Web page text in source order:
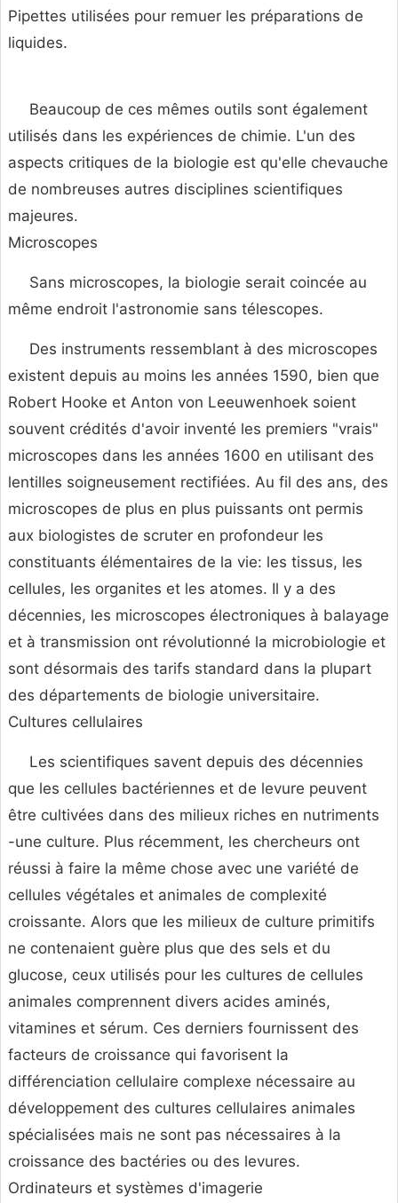
Pipettes utilisées pour remuer les préparations de
liquides.
Beaucoup de ces mêmes outils sont également
utilisés dans les expériences de chimie. L'un des
aspects critiques de la biologie est qu'elle chevauche
de nombreuses autres disciplines scientifiques
majeures.
Microscopes
Sans microscopes, la biologie serait coincée au
même endroit l'astronomie sans télescopes.
Des instruments ressemblant à des microscopes
existent depuis au moins les années 1590, bien que
Robert Hooke et Anton von Leeuwenhoek soient
souvent crédités d'avoir inventé les premiers "vrais"
microscopes dans les années 1600 en utilisant des
lentilles soigneusement rectifiées. Au fil des ans, des
microscopes de plus en plus puissants ont permis
aux biologistes de scruter en profondeur les
constituants élémentaires de la vie: les tissus, les
cellules, les organites et les atomes. Il y a des
décennies, les microscopes électroniques à balayage
et à transmission ont révolutionné la microbiologie et
sont désormais des tarifs standard dans la plupart
des départements de biologie universitaire.
Cultures cellulaires
Les scientifiques savent depuis des décennies
que les cellules bactériennes et de levure peuvent
être cultivées dans des milieux riches en nutriments
-une culture. Plus récemment, les chercheurs ont
réussi à faire la même chose avec une variété de
cellules végétales et animales de complexité
croissante. Alors que les milieux de culture primitifs
ne contenaient guère plus que des sels et du
glucose, ceux utilisés pour les cultures de cellules
animales comprennent divers acides aminés,
vitamines et sérum. Ces derniers fournissent des
facteurs de croissance qui favorisent la
différenciation cellulaire complexe nécessaire au
développement des cultures cellulaires animales
spécialisées mais ne sont pas nécessaires à la
croissance des bactéries ou des levures.
Ordinateurs et systèmes d'imagerie